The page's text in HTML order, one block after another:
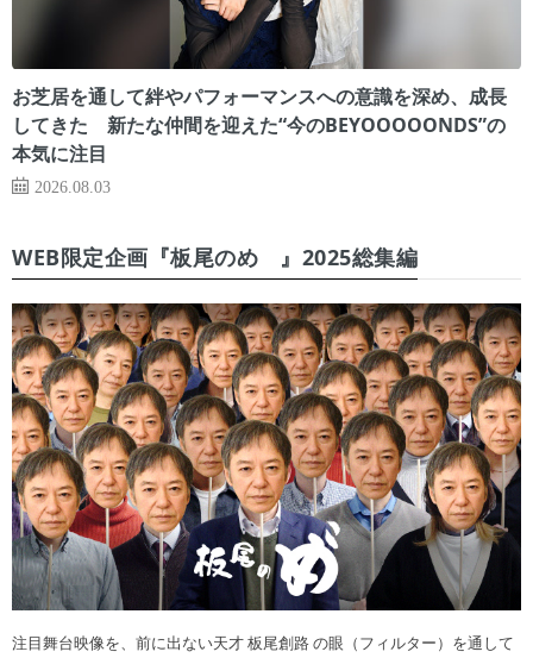
お芝居を通して絆やパフォーマンスへの意識を深め、成長
してきた 新たな仲間を迎えた“今のBEYOOOOONDS”の
本気に注目
2026.08.03
WEB限定企画『板尾のめ゙』2025総集編
注目舞台映像を、前に出ない天才 板尾創路 の眼（フィルター）を通して